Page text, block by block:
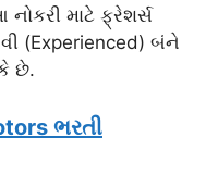
માટે ફ્રેશર્સ
(Experienced) બંને
છે.
ભરતી